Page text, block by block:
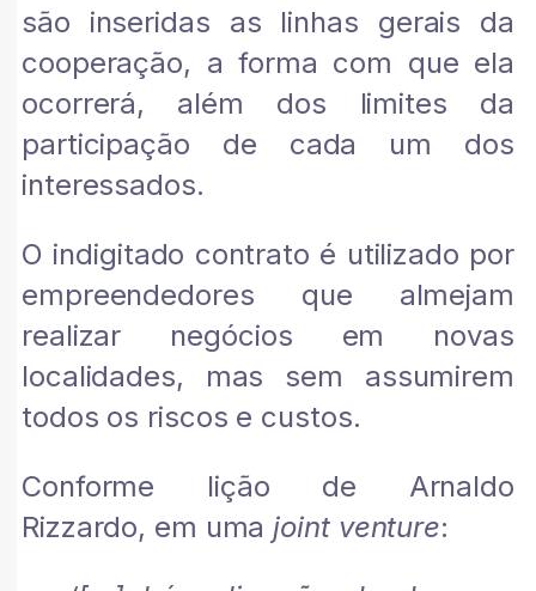
são inseridas as linhas gerais da
cooperação, a forma com que ela
ocorrerá, além dos limites da
participação de cada um dos
interessados.
O indigitado contrato é utilizado por
empreendedores que almejam
realizar negócios em novas
localidades, mas sem assumirem
todos os riscos e custos.
Conforme lição de Arnaldo
Rizzardo, em uma joint venture: